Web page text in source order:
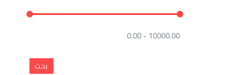
0.00 - 10000.00